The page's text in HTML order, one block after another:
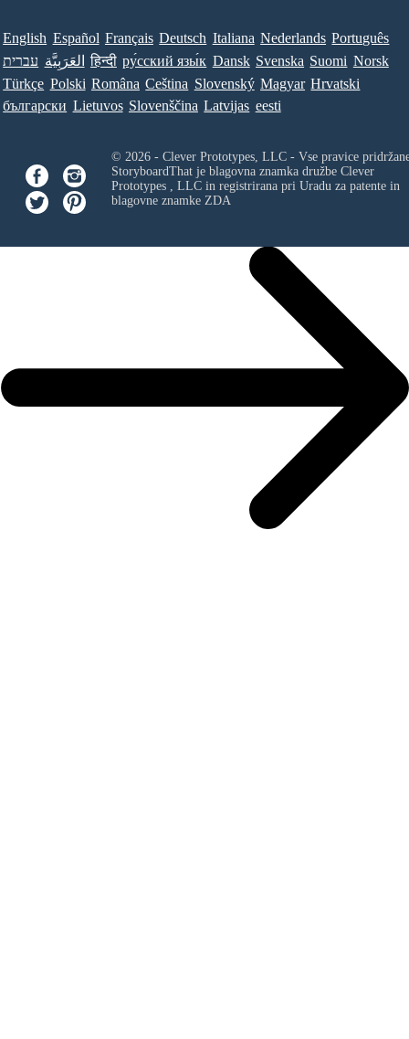
English Español Français Deutsch Italiana Nederlands Português
עברית العَرَبِيَّة हिन्दी ру́сский язы́к Dansk Svenska Suomi Norsk
Türkçe Polski Româna Ceština Slovenský Magyar Hrvatski
български Lietuvos Slovenščina Latvijas eesti
© 2026 - Clever Prototypes, LLC - Vse pravice
StoryboardThat je blagovna znamka družbe Clever
Prototypes , LLCin registrirana pri Uradu za patente in
blagovne znamke ZDA